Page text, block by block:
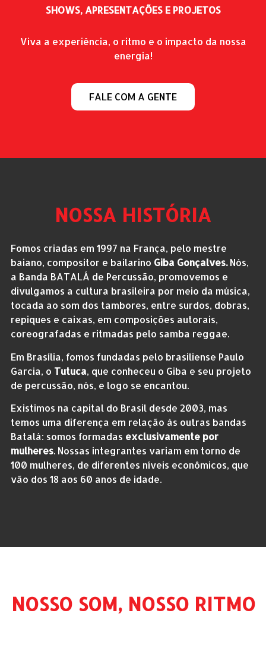
SHOWS, APRESENTAÇÕES E PROJETOS
Viva a experiência, o ritmo e o impacto da nossa
energia!
FALE COM A GENTE
NOSSA HISTÓRIA
Fomos criadas em 1997 na França, pelo mestre
baiano, compositor e bailarino Giba Gonçalves.Nós,
a Banda BATALÁ de Percussão, promovemos e
divulgamos a cultura brasileira por meio da música,
tocada ao som dos tambores, entre surdos, dobras,
repiques e caixas, em composições autorais,
coreografadas e ritmadas pelo samba reggae.
Em Brasília, fomos fundadas pelo brasiliense Paulo
Garcia, o Tutuca, que conheceu o Giba e seu projeto
de percussão, nós, e logo se encantou.
Existimos na capital do Brasil desde 2003, mas
temos uma diferença em relação às outras bandas
Batalá: somos formadas exclusivamente por
mulheres. Nossas integrantes variam em torno de
100 mulheres, de diferentes níveis econômicos, que
vão dos 18 aos 60 anos de idade.
NOSSO SOM, NOSSO RITMO